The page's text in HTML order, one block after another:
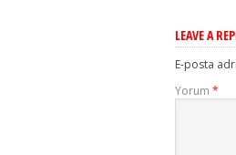
LEAVE A
E-posta
Yorum *